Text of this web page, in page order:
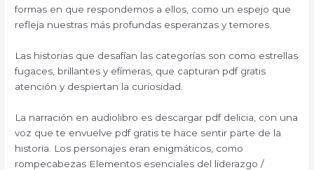
formas en que respondemos a ellos, como un espejo que
refleja nuestras más profundas esperanzas y temores.
Las historias que desafían las categorías son como estrellas
fugaces, brillantes y efímeras, que capturan pdf gratis
atención y despiertan la curiosidad.
La narración en audiolibro es descargar pdf delicia, con una
voz que te envuelve pdf gratis te hace sentir parte de la
historia. Los personajes eran enigmáticos, como
rompecabezas Elementos esenciales del liderazgo /